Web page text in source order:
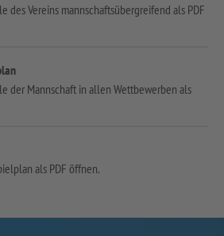
des Vereins mannschaftsübergreifend als PDF
der Mannschaft in allen Wettbewerben als
als PDF öffnen.